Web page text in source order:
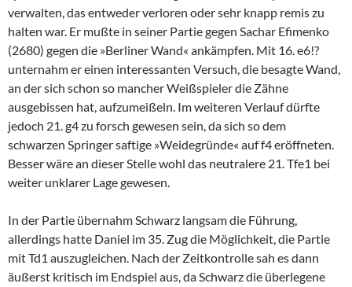
verwalten, das entweder verloren oder sehr knapp remis zu
halten war. Er mußte in seiner Partie gegen Sachar Efimenko
(2680) gegen die »Berliner Wand« ankämpfen. Mit 16. e6!?
unternahm er einen interessanten Versuch, die besagte Wand,
an der sich schon so mancher Weißspieler die Zähne
ausgebissen hat, aufzumeißeln. Im weiteren Verlauf dürfte
jedoch 21. g4 zu forsch gewesen sein, da sich so dem
schwarzen Springer saftige »Weidegründe« auf f4 eröffneten.
Besser wäre an dieser Stelle wohl das neutralere 21. Tfe1 bei
weiter unklarer Lage gewesen.
In der Partie übernahm Schwarz langsam die Führung,
allerdings hatte Daniel im 35. Zug die Möglichkeit, die Partie
mit Td1 auszugleichen. Nach der Zeitkontrolle sah es dann
äußerst kritisch im Endspiel aus, da Schwarz die überlegene